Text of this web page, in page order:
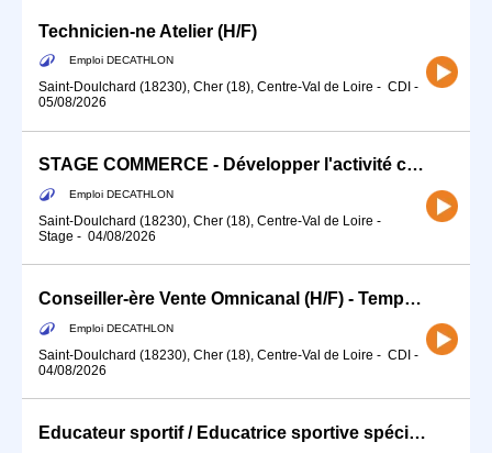
Technicien-ne Atelier (H/F)
Emploi DECATHLON
Saint-Doulchard (18230), Cher (18), Centre-Val de Loire - CDI -
05/08/2026
STAGE COMMERCE - Développer l'activité commerciale de ton sport (H/F)
Emploi DECATHLON
Saint-Doulchard (18230), Cher (18), Centre-Val de Loire -
Stage - 04/08/2026
Conseiller-ère Vente Omnicanal (H/F) - Temps partiel
Emploi DECATHLON
Saint-Doulchard (18230), Cher (18), Centre-Val de Loire - CDI -
04/08/2026
Educateur sportif / Educatrice sportive spécialisé(e) en activité (H/F)